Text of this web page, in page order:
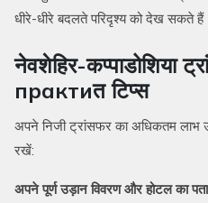
धीरे-धीरे बदलते परिदृश्य को देख सकते
नेवशेहिर-कप्पाडोशिया
практиत टिप्स
अपने निजी ट्रांसफर का अधिकतम लाभ
रखें:
अपने पूर्ण उड़ान विवरण और होटल का